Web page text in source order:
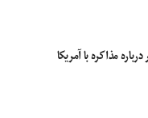
مذاکره با آمریکا